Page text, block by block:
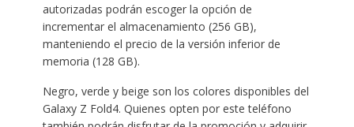
autorizadas podrán escoger la opción de
incrementar el almacenamiento (256 GB),
manteniendo el precio de la versión inferior de
memoria (128 GB).
Negro, verde y beige son los colores disponibles del
Galaxy Z Fold4. Quienes opten por este teléfono